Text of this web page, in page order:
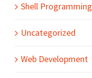
Shell Programming
Uncategorized
Web Development